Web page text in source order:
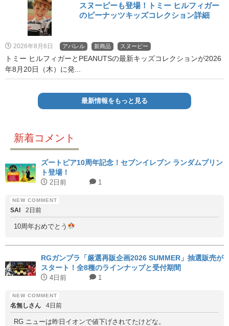
スヌーピーも登場！トミー ヒルフィガー
のピーナッツキッズコレクション詳細
2026年8月6日 アパレル 新商品 スヌーピー
トミー ヒルフィガーとPEANUTSの最新キッズコレクションが2026
年8月20日（木）に発...
最新情報をもっと見る
新着コメント
ズートピア10周年記念！セブンイレブン ランダムプリン
ト登場！
2日前 1
SAI 2日前
10周年おめでとう
RGガンプラ「厳選再販企画2026 SUMMER」抽選販売が
スタート！全8種のラインナップと受付期間
4日前 1
名無しさん 4日前
RG ニューは昨日イオンで値下げされてたけどな。